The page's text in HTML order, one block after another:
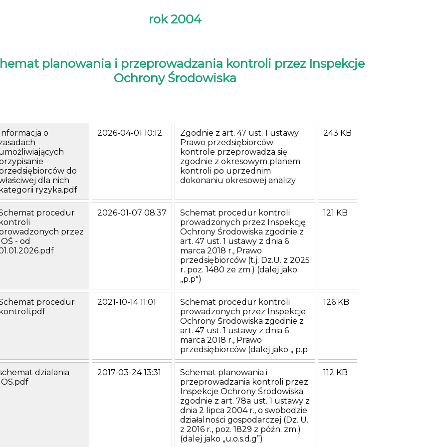
rok 2004
planowania i przeprowadzania kontroli przez Inspekcje
Ochrony Środowiska
o
do
dla nich
ryzyka.pdf
2026-04-01 10:12
Zgodnie z art. 47 ust. 1 ustawy
Prawo przedsiębiorców
kontrole przeprowadza się
zgodnie z okresowym planem
kontroli po uprzednim
dokonaniu okresowej analizy
243 KB
procedur
przez
- od
2026-01-07 08:37
Schemat procedur kontroli
prowadzonych przez Inspekcję
Ochrony Środowiska zgodnie z
art. 47 ust. 1 ustawy z dnia 6
marca 2018 r., Prawo
przedsiębiorców (t.j. Dz.U. z 2025
r. poz. 1480 ze zm.) (dalej jako
„p.p")
121 KB
procedur
2021-10-14 11:01
Schemat procedur kontroli
prowadzonych przez Inspekcje
Ochrony Środowiska zgodnie z
art. 47 ust. 1 ustawy z dnia 6
marca 2018 r., Prawo
przedsiębiorców (dalej jako „ p.p
126 KB
dzialania
2017-03-24 13:31
Schemat planowania i
przeprowadzania kontroli przez
Inspekcje Ochrony Środowiska
zgodnie z art. 78a ust. 1 ustawy z
dnia 2 lipca 2004 r., o swobodzie
działalności gospodarczej (Dz. U.
z 2016 r., poz. 1829 z późn. zm.)
(dalej jako „u.o.s.d.g”)
112 KB
Wojewódzki Inspektorat Ochrony Środowiska
25-516 Kielce, Al. IX Wieków Kielc 3
województwo świętokrzyskie
(41) 344-55-34 - fax czynny całą dobę
Adres do doręczeń elektronicznych (ADE) AE:PL-29574-31761-HRCIH-30
(41) 342-16-84 Anna Malinowska